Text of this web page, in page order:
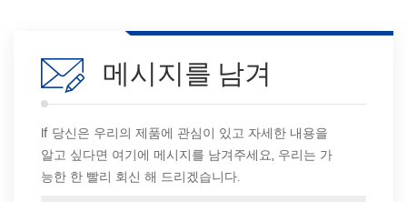
메시지를 남겨
If 당신은 우리의 제품에 관심이 있고 자세한 내용을
알고 싶다면 여기에 메시지를 남겨주세요, 우리는 가
능한 한 빨리 회신 해 드리겠습니다.